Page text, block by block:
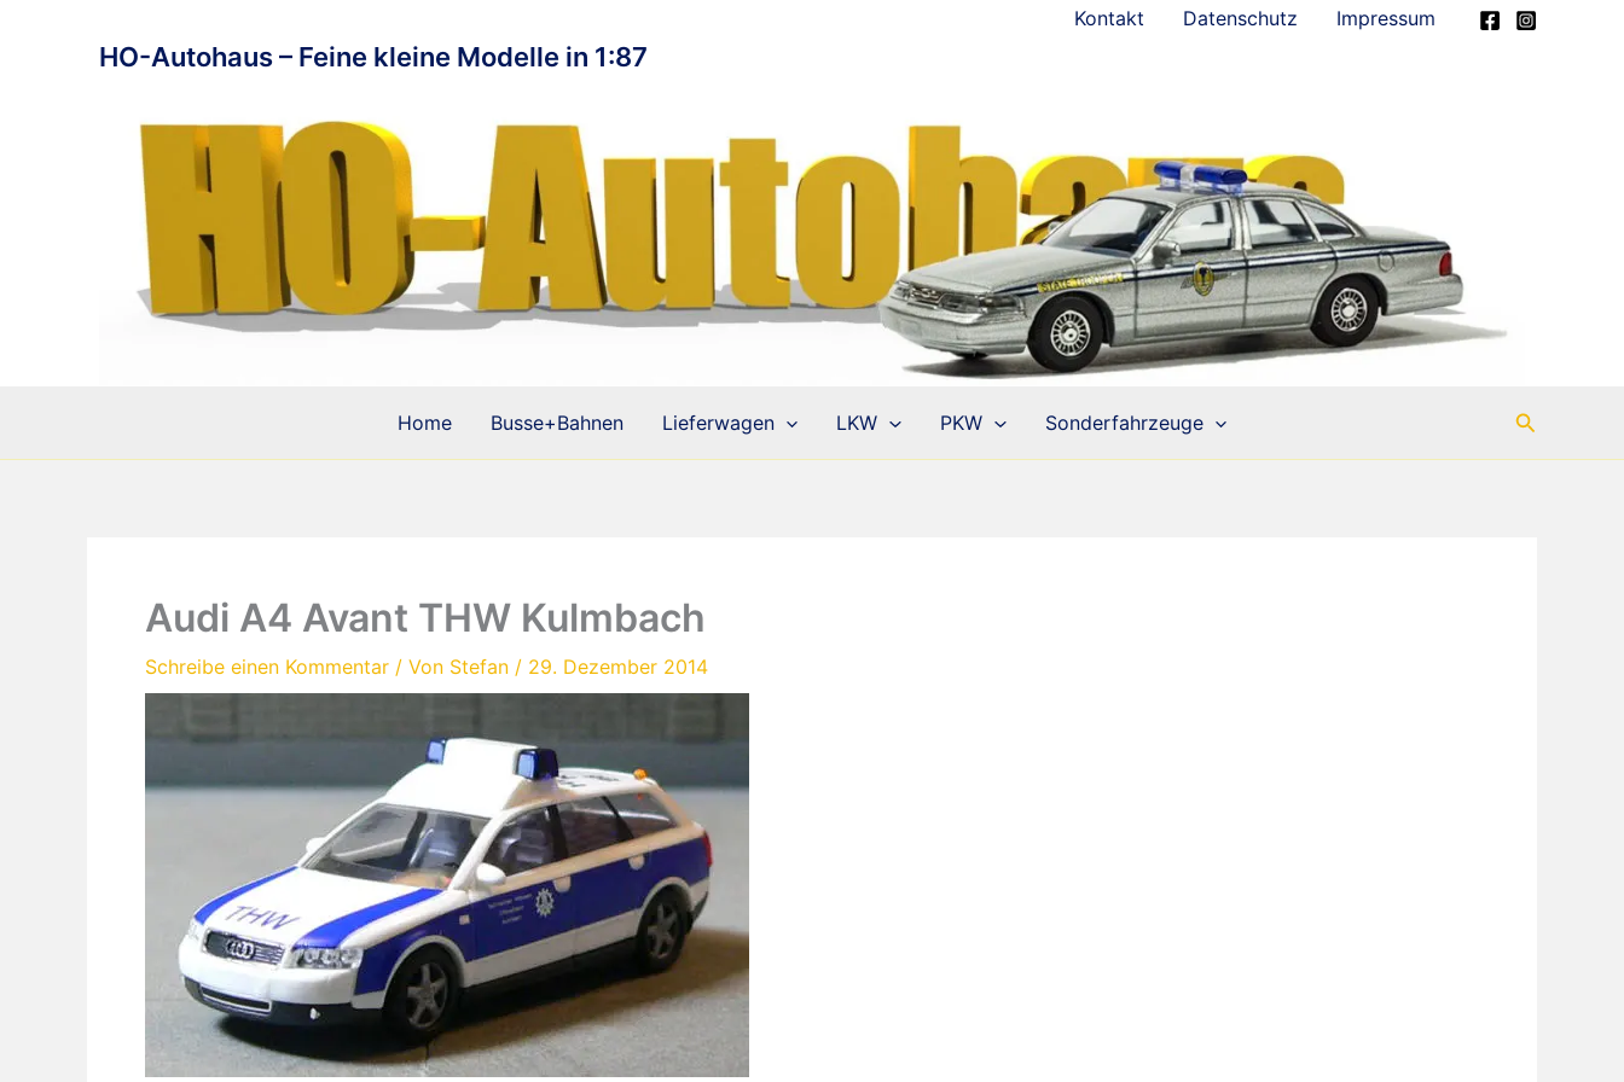
Kontakt Datenschutz Impressum
HO-Autohaus – Feine kleine Modelle in 1:87
Home Busse+Bahnen Lieferwagen LKW PKW Sonderfahrzeuge Suchen
Audi A4 Avant THW Kulmbach
Schreibe einen Kommentar / Von Stefan / 29. Dezember 2014